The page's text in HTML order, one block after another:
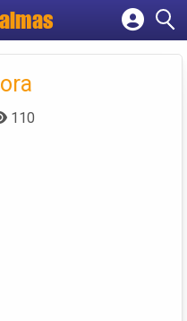
empresa
110